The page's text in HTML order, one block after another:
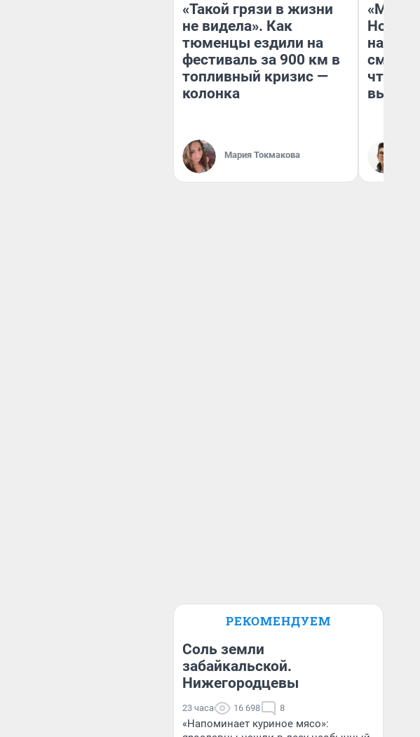
«Такой грязи в жизни
не видела». Как
тюменцы ездили на
фестиваль за 900 км в
топливный кризис —
колонка
Мария Токмакова
«Мы
чтобы
РЕКОМЕНДУЕМ
Соль земли
забайкальской.
Нижегородцевы
23 часа 16 698 8
«Напоминает куриное мясо»: